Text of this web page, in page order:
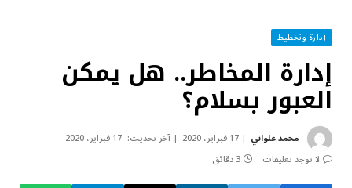
إدارة وتخطيط
إدارة المخاطر.. هل يمكن
العبور بسلام؟
محمد علواني 17 فبراير، 2020 آخر تحديث: 17 فبراير، 2020
لا توجد تعليقات
3 دقائق